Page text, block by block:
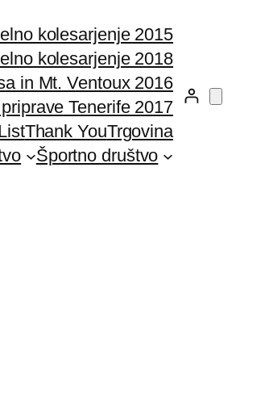
kolesarjenje 2015
kolesarjenje 2018
in Mt. Ventoux 2016
Tenerife 2017
Thank YouTrgovina
Športno društvo